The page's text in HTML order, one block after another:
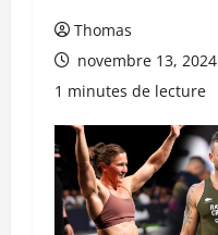
Thomas
novembre 13, 2024
1 minutes de lecture